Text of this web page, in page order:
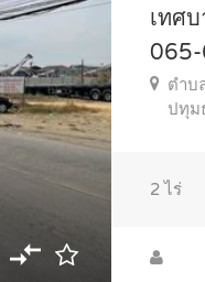
เทศ
ตำบ
ปทุม
2ไร่